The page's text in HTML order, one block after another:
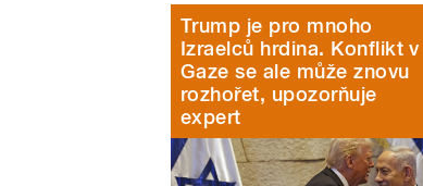
Trump je pro mnoho
Izraelců hrdina. Konflikt v
Gaze se ale může znovu
rozhořet, upozorňuje
expert